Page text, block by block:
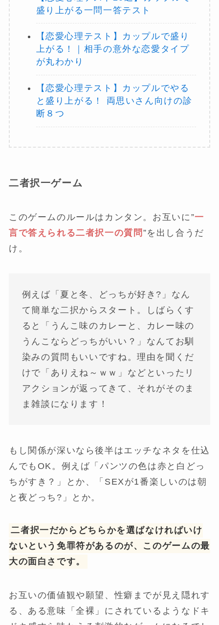
盛り上がる一問一答テスト
【恋愛心理テスト】カップルで盛り
上がる！｜相手の意外な恋愛タイプ
が丸わかり
【恋愛心理テスト】カップルでやる
と盛り上がる！ 両思いさん向けの診
断８つ
二者択一ゲーム
このゲームのルールはカンタン。お互いに”一
言で答えられる二者択一の質問 ”を出し合うだ
け。
例えば「夏と冬、どっちが好き?」なん
て簡単な二択からスタート。しばらくす
ると「うんこ味のカレーと、カレー味の
うんこならどっちがいい？」なんてお馴
染みの質問もいいですね。理由を聞くだ
けで「ありえね～ｗｗ」などといったリ
アクションが返ってきて、それがそのま
ま雑談になります！
もし関係が深いなら後半はエッチなネタを仕込
んでもOK。例えば「パンツの色は赤と白どっ
ちがすき？」とか、「SEXが1番楽しいのは朝
と夜どっち?」とか。
二者択一だからどちらかを選ばなければいけ
ないという免罪符があるのが、このゲームの最
大の面白さです。
お互いの価値観や願望、性癖までが見え隠れす
る、ある意味「全裸」にされているようなドキ